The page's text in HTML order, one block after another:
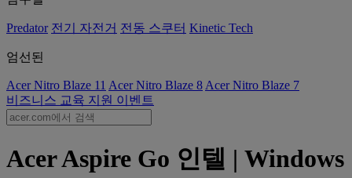
Predator 전기 자전거 전동 스쿠터 Kinetic Tech
엄선된
Acer Nitro Blaze 11 Acer Nitro Blaze 8 Acer Nitro Blaze 7
비즈니스 교육 지원 이벤트
Acer Aspire Go 인텔 | Windows